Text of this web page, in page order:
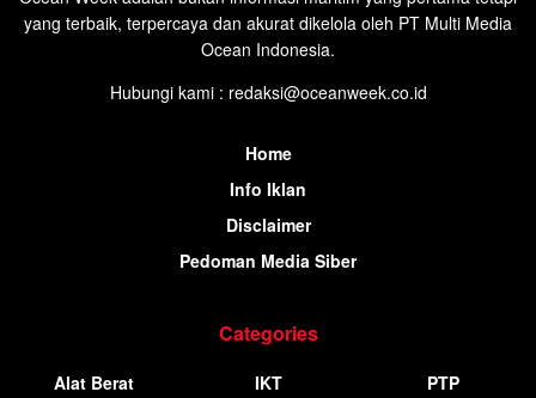
yang terbaik, terpercaya dan akurat dikelola oleh PT Multi Media
Ocean Indonesia.
Hubungi kami : redaksi@oceanweek.co.id
Home
Info Iklan
Disclaimer
Pedoman Media Siber
Categories
Alat Berat
IKT
PTP